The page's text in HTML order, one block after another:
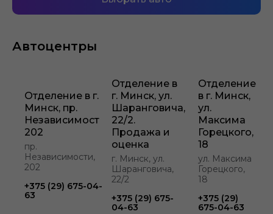
Автоцентры
Отделение в г.
Минск, пр.
Независимости,
202
пр.
Независимости,
202
+375 (29) 675-04-
63
Отделение в
г. Минск, ул.
Шаранговича,
22/2.
Продажа и
оценка
г. Минск, ул.
Шаранговича,
22/2
+375 (29) 675-
04-63
Отделение
в г. Минск,
ул.
Максима
Горецкого,
18
ул. Максима
Горецкого,
18
+375 (29)
675-04-63